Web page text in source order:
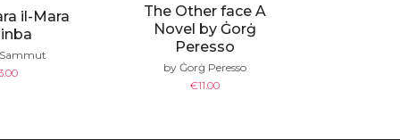
il-Mara
The Other face A
Novel by Ġorġ
Peresso
by Ġorġ Peresso
€11.00